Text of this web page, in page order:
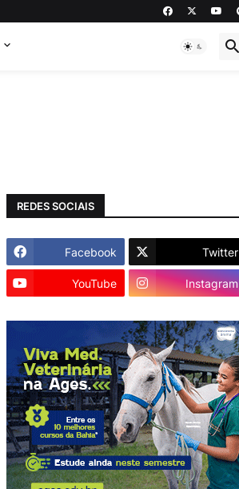
REDES SOCIAIS
Facebook Twitter
YouTube Instagram